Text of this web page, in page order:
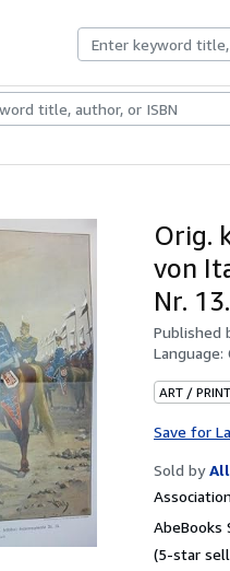
Rare BooksArt &
Orig.
von
Nr.
Published
Language:
ART /
Save for
Sold by
AbeBooks
(5-star